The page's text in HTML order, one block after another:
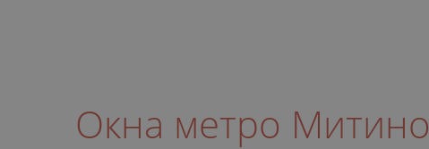
Окна метро Митино